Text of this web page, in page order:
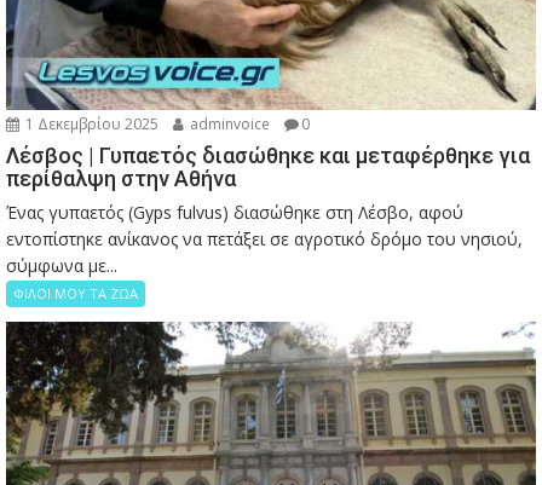
1 Δεκεμβρίου 2025 adminvoice 0
Λέσβος | Γυπαετός διασώθηκε και μεταφέρθηκε για
περίθαλψη στην Αθήνα
Ένας γυπαετός (Gyps fulvus) διασώθηκε στη Λέσβο, αφού
εντοπίστηκε ανίκανος να πετάξει σε αγροτικό δρόμο του νησιού,
σύμφωνα με...
ΦΙΛΟΙ ΜΟΥ ΤΑ ΖΩΑ